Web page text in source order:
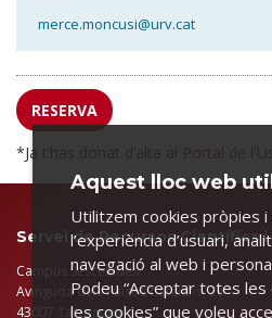
merce.moncusi@urv.cat
RESERVA
*Ja t’has donat d’alta al
Servei de Recursos Científics
Campus Sescelades
Avinguda dels Països Catalans, 26
43007 Tarragona
Aquest lloc web
Utilitzem cookies pròpies
l’experiència d’usuari,
navegació al web i
Podeu “Acceptar totes les
les cookies” que voleu